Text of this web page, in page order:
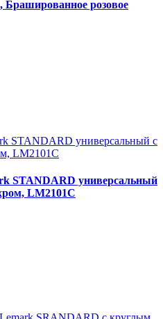
Брашированное розовое
STANDARD универсальный
LM2101C